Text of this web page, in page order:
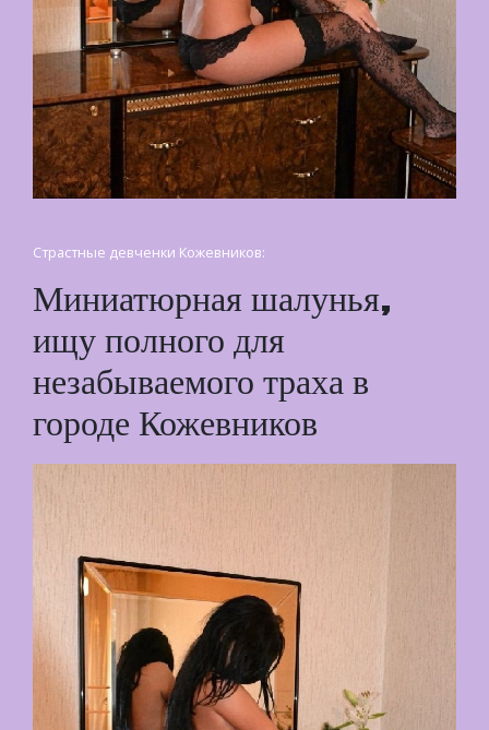
Страстные девченки Кожевников:
Миниатюрная шалунья,
ищу полного для
незабываемого траха в
городе Кожевников